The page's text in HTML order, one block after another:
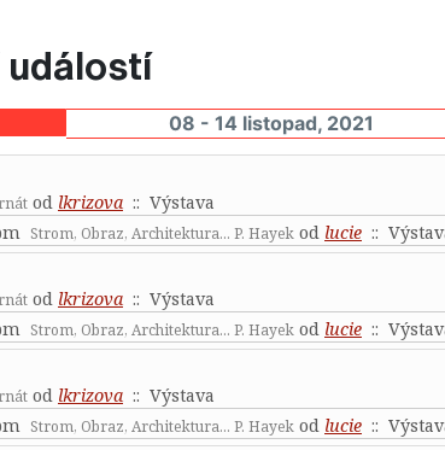
08 - 14 listopad, 2021
od lkrizova :: Výstava
Strom, Obraz, Architektura... P. Hayek od lucie ::
od lkrizova :: Výstava
Strom, Obraz, Architektura... P. Hayek od lucie ::
od lkrizova :: Výstava
Strom, Obraz, Architektura... P. Hayek od lucie ::